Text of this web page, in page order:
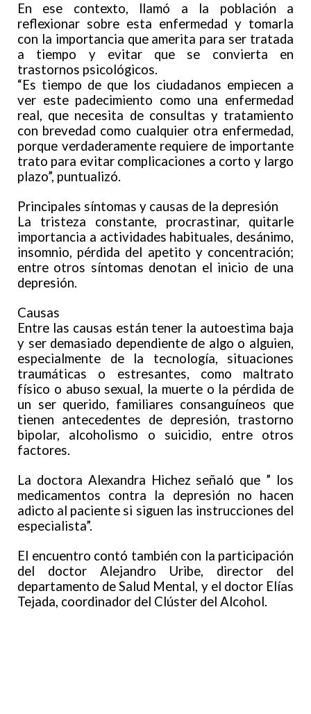
En ese contexto, llamó a la población a
reflexionar sobre esta enfermedad y tomarla
con la importancia que amerita para ser tratada
a tiempo y evitar que se convierta en
trastornos psicológicos.
“Es tiempo de que los ciudadanos empiecen a
ver este padecimiento como una enfermedad
real, que necesita de consultas y tratamiento
con brevedad como cualquier otra enfermedad,
porque verdaderamente requiere de importante
trato para evitar complicaciones a corto y largo
plazo”, puntualizó.
Principales síntomas y causas de la depresión
La tristeza constante, procrastinar, quitarle
importancia a actividades habituales, desánimo,
insomnio, pérdida del apetito y concentración;
entre otros síntomas denotan el inicio de una
depresión.
Causas
Entre las causas están tener la autoestima baja
y ser demasiado dependiente de algo o alguien,
especialmente de la tecnología, situaciones
traumáticas o estresantes, como maltrato
físico o abuso sexual, la muerte o la pérdida de
un ser querido, familiares consanguíneos que
tienen antecedentes de depresión, trastorno
bipolar, alcoholismo o suicidio, entre otros
factores.
La doctora Alexandra Hichez señaló que ” los
medicamentos contra la depresión no hacen
adicto al paciente si siguen las instrucciones del
especialista”.
El encuentro contó también con la participación
del doctor Alejandro Uribe, director del
departamento de Salud Mental, y el doctor Elías
Tejada, coordinador del Clúster del Alcohol.